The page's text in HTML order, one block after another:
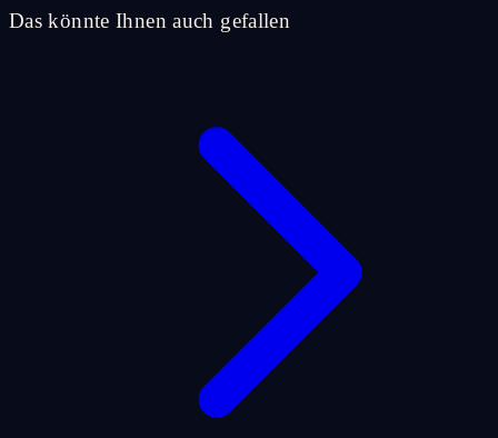
Das könnte Ihnen auch gefallen